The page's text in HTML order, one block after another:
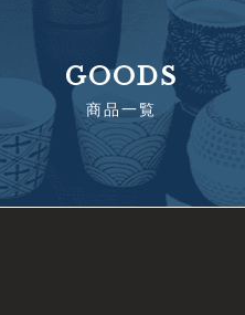
GOODS
商品一覧